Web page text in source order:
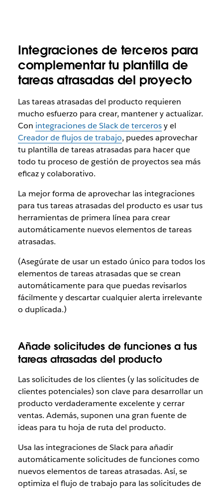
Integraciones de terceros para
complementar tu plantilla de
tareas atrasadas del proyecto
Las tareas atrasadas del producto requieren
mucho esfuerzo para crear, mantener y actualizar.
Con integraciones de Slack de tercerosy el
Creador de flujos de trabajo, puedes aprovechar
tu plantilla de tareas atrasadas para hacer que
todo tu proceso de gestión de proyectos sea más
eficaz y colaborativo.
La mejor forma de aprovechar las integraciones
para tus tareas atrasadas del producto es usar tus
herramientas de primera línea para crear
automáticamente nuevos elementos de tareas
atrasadas.
(Asegúrate de usar un estado único para todos los
elementos de tareas atrasadas que se crean
automáticamente para que puedas revisarlos
fácilmente y descartar cualquier alerta irrelevante
o duplicada.)
Añade solicitudes de funciones a tus
tareas atrasadas del producto
Las solicitudes de los clientes (y las solicitudes de
clientes potenciales) son clave para desarrollar un
producto verdaderamente excelente y cerrar
ventas. Además, suponen una gran fuente de
ideas para tu hoja de ruta del producto.
Usa las integraciones de Slack para añadir
automáticamente solicitudes de funciones como
nuevos elementos de tareas atrasadas. Así, se
optimiza el flujo de trabajo para las solicitudes de